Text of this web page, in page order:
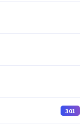
301